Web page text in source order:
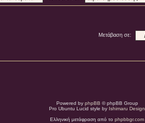
Μετάβαση σε:
Powered by phpBB © phpBB Group
Pro Ubuntu Lucid style by Ishimaru Design
Ελληνική μετάφραση από το phpbbgr.com